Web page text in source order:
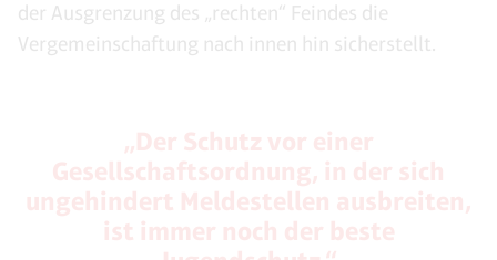
der Ausgrenzung des „rechten“ Feindes die
Vergemeinschaftung nach innen hin sicherstellt.